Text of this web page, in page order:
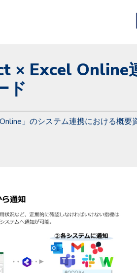
× Excel Online
ド
」のシステム連携における概要